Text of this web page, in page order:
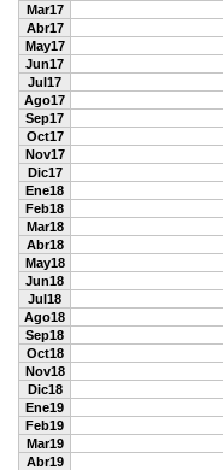
Mar17
Abr17
May17
Jun17
Jul17
Ago17
Sep17
Oct17
Nov17
Dic17
Ene18
Feb18
Mar18
Abr18
May18
Jun18
Jul18
Ago18
Sep18
Oct18
Nov18
Dic18
Ene19
Feb19
Mar19
Abr19